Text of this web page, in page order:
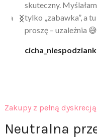
skuteczny. Myślałam,
tylko „zabawka”, a tu
proszę – uzależnia 😅
cicha_niespodzianka
Zakupy z pełną dyskrecją
Neutralna